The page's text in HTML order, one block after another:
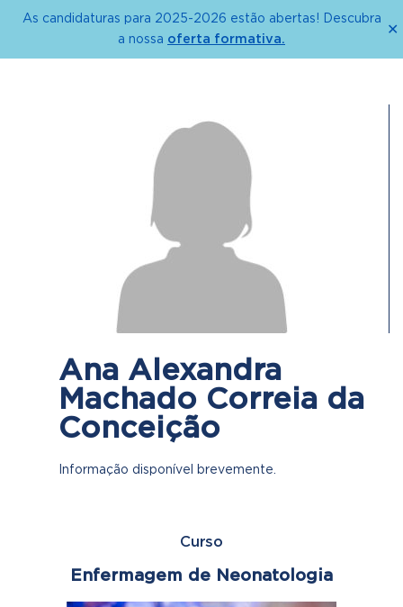
As candidaturas para 2025-2026 estão abertas! Descubra
a nossa oferta formativa.
✕
Ana Alexandra
Machado Correia da
Conceição
Informação disponível brevemente.
Curso
Enfermagem de Neonatologia